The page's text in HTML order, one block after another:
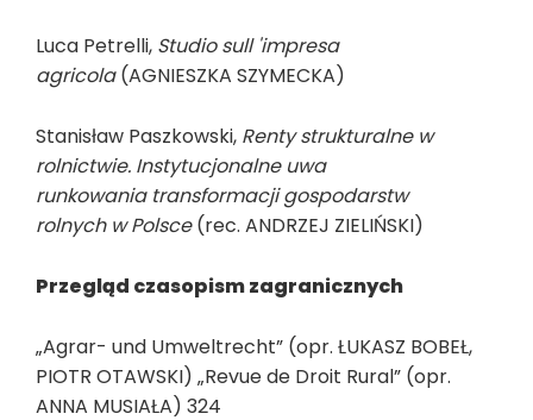
Luca Petrelli, Studio sull 'impresa
agricola(AGNIESZKA SZYMECKA)
Stanisław Paszkowski, Renty strukturalne w
rolnictwie. Instytucjonalne uwa
runkowania transformacji gospodarstw
rolnych w Polsce(rec. ANDRZEJ ZIELIŃSKI)
Przegląd czasopism zagranicznych
„Agrar- und Umweltrecht” (opr. ŁUKASZ BOBEŁ,
PIOTR OTAWSKI) „Revue de Droit Rural” (opr.
ANNA MUSIAŁA) 324